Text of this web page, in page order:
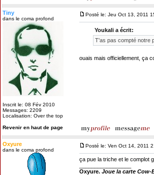
Tiny
dans le coma profond
Inscrit le: 08 Fév 2010
Messages: 2209
Localisation: Over the top
Posté le: Jeu Oct 13, 2011
Youkali a écrit:
T'as pas compté notre
ouais mais officiellement, ça
Revenir en haut de page
Oxyure
dans le coma profond
Posté le: Ven Oct 14, 2011
ça pue la triche et le complot
Oxyure. Joue la carte